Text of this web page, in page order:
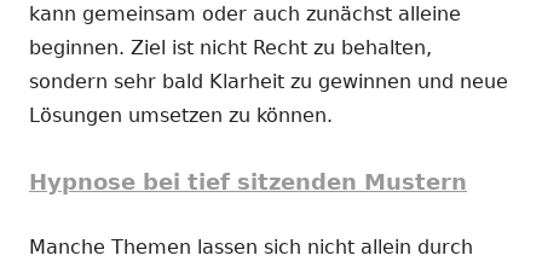
kann gemeinsam oder auch zunächst alleine
beginnen. Ziel ist nicht Recht zu behalten,
sondern sehr bald Klarheit zu gewinnen und neue
Lösungen umsetzen zu können.
Hypnose bei tief sitzenden Mustern
Manche Themen lassen sich nicht allein durch